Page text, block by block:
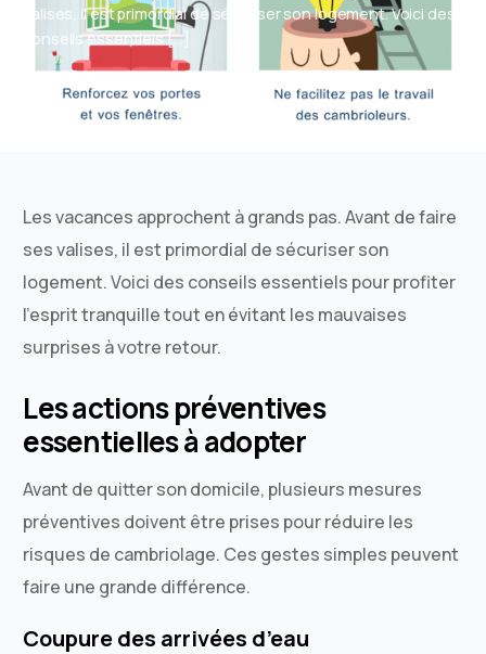
valises, il est primordial de sécuriser son logement. Voici des
conseils essentiels […]
Actualités
Les vacances approchent à grands pas. Avant de faire
ses valises, il est primordial de sécuriser son
logement. Voici des conseils essentiels pour profiter
l’esprit tranquille tout en évitant les mauvaises
surprises à votre retour.
Les actions préventives
essentielles à adopter
Avant de quitter son domicile, plusieurs mesures
préventives doivent être prises pour réduire les
risques de cambriolage. Ces gestes simples peuvent
faire une grande différence.
Coupure des arrivées d’eau